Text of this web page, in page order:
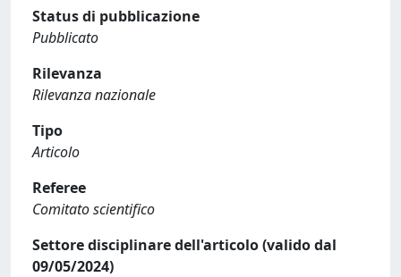
Status di pubblicazione
Pubblicato
Rilevanza
Rilevanza nazionale
Tipo
Articolo
Referee
Comitato scientifico
Settore disciplinare dell'articolo (valido dal
09/05/2024)